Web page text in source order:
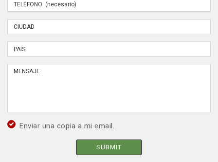
Enviar una copia a mi email.
SUBMIT